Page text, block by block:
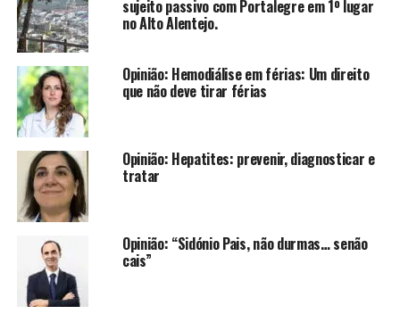
sujeito passivo com Portalegre em 1º lugar
no Alto Alentejo.
Opinião: Hemodiálise em férias: Um direito
que não deve tirar férias
Opinião: Hepatites: prevenir, diagnosticar e
tratar
Opinião: “Sidónio Pais, não durmas… senão
cais”